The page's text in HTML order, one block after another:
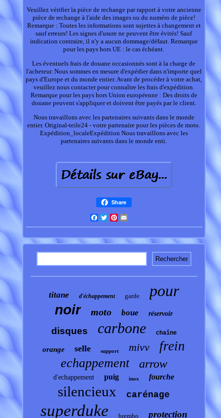
Veuillez vérifier la pièce de rechange par rapport à votre ancienne
pièce de rechange à l'aide des images ou du numéro de pièce!
Remarque : Toutes les informations sont sujettes à changement et
sauf erreurs! Les signes d'usure ne peuvent être évités! Sauf
indication contraire, il n'y a aucun dommage/défaut. Remarque
pour les pays hors UE : le cas échéant.
Les éventuels frais de douane occasionnés sont à la charge de
l'acheteur. Nous sommes en mesure d'expédier dans n'importe quel
pays d'Europe et du monde entier. Avant de procéder à votre achat,
veuillez nous contacter pour connaître les frais d'expédition.
Remarque pour les pays hors Union européenne : Des droits de
douane peuvent s'appliquer et doivent être payés par le client.
Nous travaillons avec les partenaires suivants dans le monde
entier. Original-teile24 - votre partenaire pour les pièces de moto.
Expédition_localeExpédition Nous travaillons avec les
partenaires suivants dans le monde enti.
Share
Facebook
TwitterPinterest
titane d'échappement garde pour
noir moto boue réservoir
disques carbone chaîne
orange selle support mivv frein
echappement arrow
d'echappement puig inox fourche
silencieux carénage
superduke brembo protection